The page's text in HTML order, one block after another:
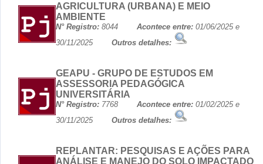
AGRICULTURA (URBANA) E MEIO
AMBIENTE
N° Registro: 8044 Acontece entre: 01/06/2025 e
30/11/2025 Outros detalhes:
GEAPU - GRUPO DE ESTUDOS EM
ASSESSORIA PEDAGÓGICA
UNIVERSITÁRIA
N° Registro: 7768 Acontece entre: 01/02/2025 e
30/11/2025 Outros detalhes:
REPLANTAR: PESQUISAS E AÇÕES PARA
ANÁLISE E MANEJO DO SOLO IMPACTADO